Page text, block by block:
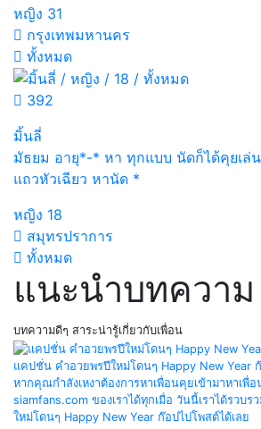
หญิง 31
กรุงเทพมหานคร
ทั้งหมด
392
มิ้นลี่
มัธยม อายุ*-* หา ทุกแบบ นัดก็ได้คุยเล่น
แถวหัวเฉียว หานัด *
หญิง 18
สมุทรปราการ
ทั้งหมด
แนะนำบทความ
บทความดีๆ สาระน่ารู้เกี่ยวกับเพื่อน
แคปชั่น คำอวยพรปีใหม่โดนๆ Happy New Year
หากคุณกำลังเหงาต้องการหาเพื่อนคุยเข้ามาหาเพื่
siamfans.com ของเราได้ทุกเมื่อ วันนี้เราได้รวบ
ใหม่โดนๆ Happy New Year ก๊อปไปโพสต์ได้เลย